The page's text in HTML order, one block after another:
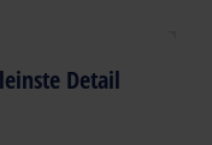
Detail